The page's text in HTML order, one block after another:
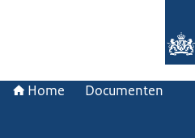
Home Documenten